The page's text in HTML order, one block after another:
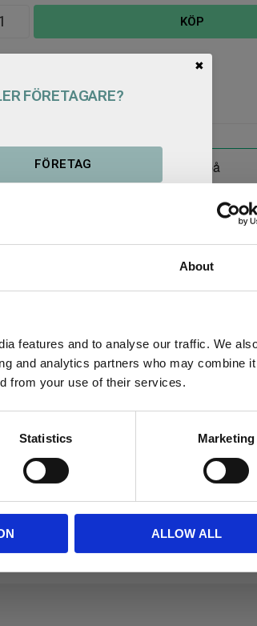
About
features and to analyse our traffic. We
and analytics partners who may combine
from your use of their services.
Statistics Marketing
ALLOW ALL
KÖP
FÖRETAGARE?
FÖRETAG
✖